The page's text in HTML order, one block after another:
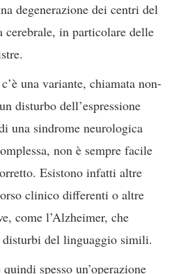
degenerazione dei centri del
in particolare delle
una variante, chiamata non-
disturbo dell’espressione
una sindrome neurologica
non è sempre facile
Esistono infatti altre
clinico differenti o altre
come l’Alzheimer, che
disturbi del linguaggio simili.
spesso un’operazione